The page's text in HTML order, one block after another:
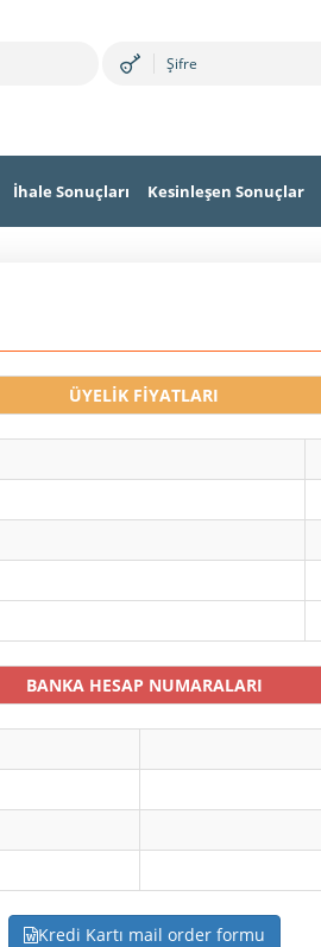
İhale Sonuçları Kesinleşen Sonuçlar
ÜYELİK FİYATLARI
BANKA HESAP NUMARALARI
Kredi Kartı mail order formu